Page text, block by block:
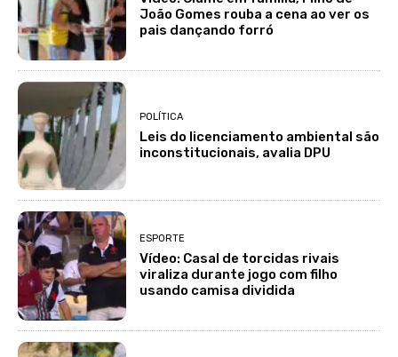
João Gomes rouba a cena ao ver os
pais dançando forró
POLÍTICA
Leis do licenciamento ambiental são
inconstitucionais, avalia DPU
ESPORTE
Vídeo: Casal de torcidas rivais
viraliza durante jogo com filho
usando camisa dividida